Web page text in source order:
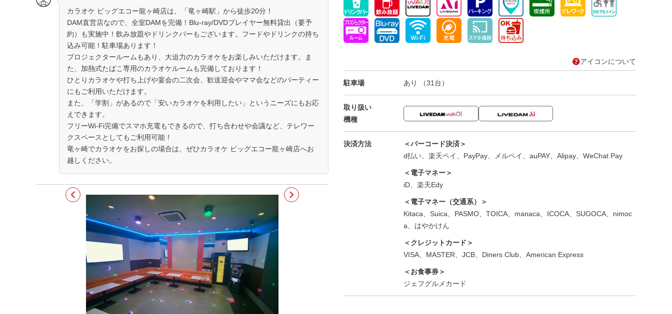
カラオケ ビッグエコー龍ヶ崎店は、「竜ヶ崎駅」から徒歩20分！
DAM直営店なので、全室DAMを完備！Blu-ray/DVDプレイヤー無料貸出（要予
約）も実施中！飲み放題やドリンクバーもございます。フードやドリンクの持ち
込み可能！駐車場あります！
プロジェクタールームもあり、大迫力のカラオケをお楽しみいただけます。ま
た、加熱式たばこ専用のカラオケルームも完備しております！
ひとりカラオケや打ち上げや宴会の二次会、歓送迎会やママ会などのパーティー
にもご利用いただけます。
また、「学割」があるので「安いカラオケを利用したい」というニーズにもお応
えできます。
フリーWi-Fi完備でスマホ充電もできるので、打ち合わせや会議など、テレワー
クスペースとしてもご利用可能！
竜ヶ崎でカラオケをお探しの場合は、ぜひカラオケ ビッグエコー龍ヶ崎店へお
越しください。
アイコンについて
駐車場 あり （31台）
取り扱い
機種
決済方法
＜バーコード決済＞
d払い、楽天ペイ、PayPay、メルペイ、auPAY、Alipay、WeChat Pay
＜電子マネー＞
iD、楽天Edy
＜電子マネー（交通系）＞
Kitaca、Suica、PASMO、TOICA、manaca、ICOCA、SUGOCA、nimoc
a、はやかけん
＜クレジットカード＞
VISA、MASTER、JCB、Diners Club、American Express
＜お食事券＞
ジェフグルメカード